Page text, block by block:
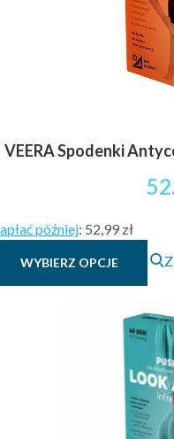
VEERA Spodenki
później: 52,99 zł
WYBIERZ OPCJE
Ten
na